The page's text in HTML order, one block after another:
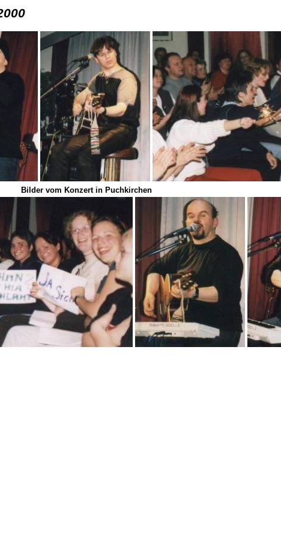
Bilder vom Konzert in Puchkirchen